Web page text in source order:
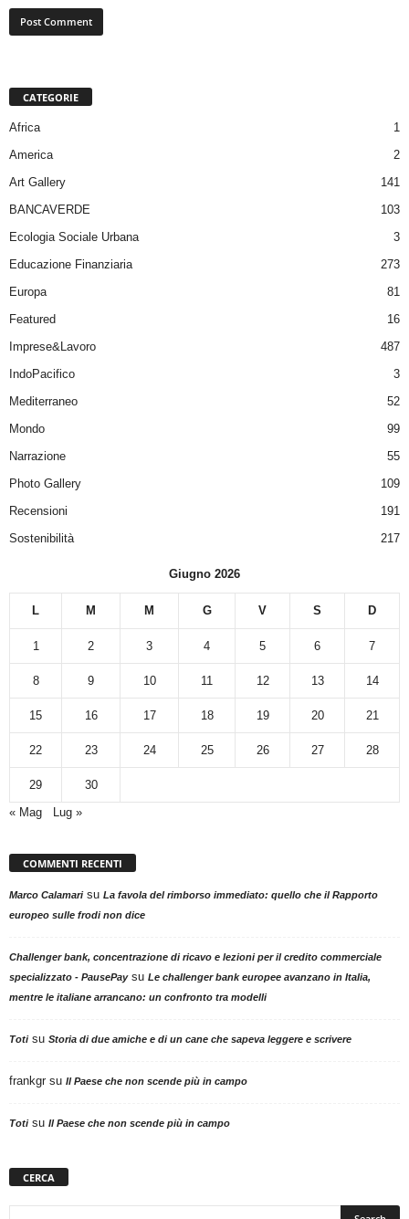
CATEGORIE
Africa
1
America
2
Art Gallery
141
BANCAVERDE
103
Ecologia Sociale Urbana
3
Educazione Finanziaria
273
Europa
81
Featured
16
Imprese&Lavoro
487
IndoPacifico
3
Mediterraneo
52
Mondo
99
Narrazione
55
Photo Gallery
109
Recensioni
191
Sostenibilità
217
Giugno 2026
L M M G V S D
1 2 3 4 5 6 7
8 9 10 11 12 13 14
15 16 17 18 19 20 21
22 23 24 25 26 27 28
29
30
« Mag
Lug »
COMMENTI RECENTI
Marco Calamarisu La favola del rimborso immediato: quello che il Rapporto
europeo sulle frodi non dice
Challenger bank, concentrazione di ricavo e lezioni per il credito commerciale
specializzato - PausePaysu Le challenger bank europee avanzano in Italia,
mentre le italiane arrancano: un confronto tra modelli
Totisu Storia di due amiche e di un cane che sapeva leggere e scrivere
frankgr su Il Paese che non scende più in campo
Totisu Il Paese che non scende più in campo
CERCA